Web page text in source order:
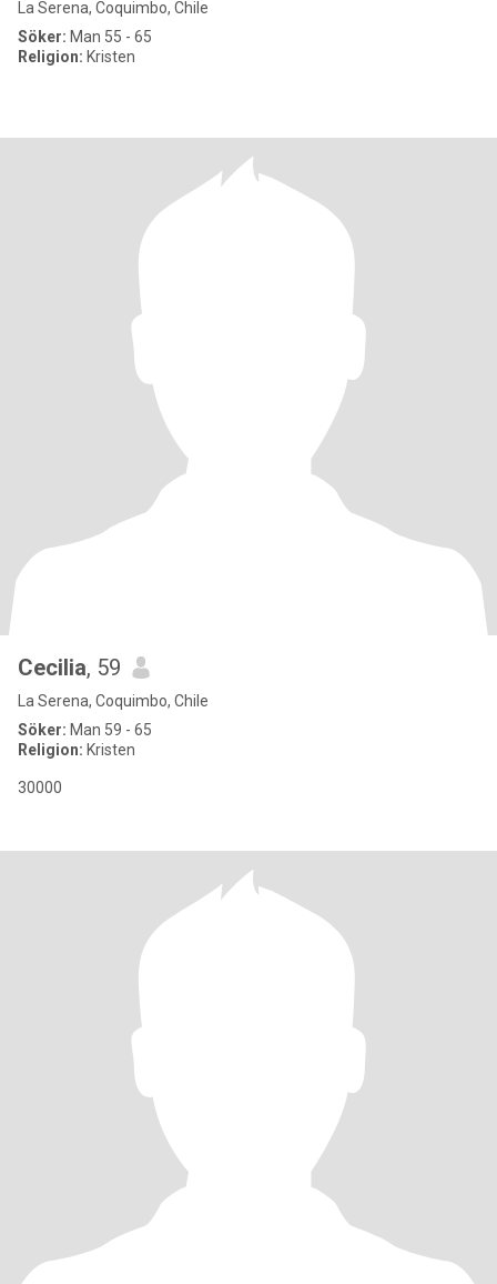
La Serena, Coquimbo, Chile
Söker: Man 55 - 65
Religion: Kristen
Cecilia, 59
La Serena, Coquimbo, Chile
Söker: Man 59 - 65
Religion: Kristen
30000